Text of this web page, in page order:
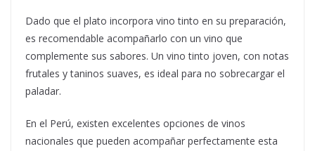
Dado que el plato incorpora vino tinto en su preparación,
es recomendable acompañarlo con un vino que
complemente sus sabores. Un vino tinto joven, con notas
frutales y taninos suaves, es ideal para no sobrecargar el
paladar.
En el Perú, existen excelentes opciones de vinos
nacionales que pueden acompañar perfectamente esta